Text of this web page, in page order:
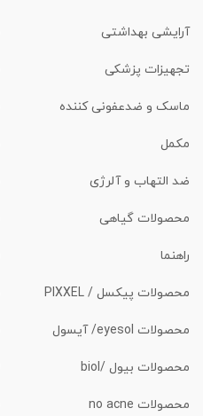
آرایشی بهداشتی
تجهیزات پزشکی
ماسک و ضدعفونی کننده
مکمل
ضد التهاب و آلرژی
محصولات گیاهی
راهنما
محصولات پیکسل / PIXXEL
محصولات eyesol/ آیسول
محصولات بیول /biol
محصولات no acne